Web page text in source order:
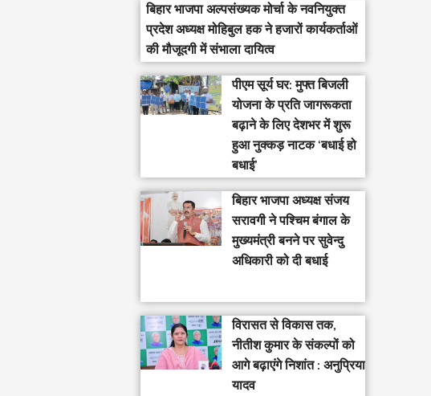
बिहार भाजपा अल्पसंख्यक मोर्चा के नवनियुक्त
प्रदेश अध्यक्ष मोहिबुल हक ने हजारों कार्यकर्ताओं
की मौजूदगी में संभाला दायित्व
पीएम सूर्य घर: मुफ्त बिजली
योजना के प्रति जागरूकता
बढ़ाने के लिए देशभर में शुरू
हुआ नुक्कड़ नाटक ‘बधाई हो
बधाई’
‎बिहार भाजपा अध्यक्ष संजय
सरावगी ने पश्चिम बंगाल के
मुख्यमंत्री बनने पर सुवेन्दु
अधिकारी को दी बधाई
विरासत से विकास तक,
नीतीश कुमार के संकल्पों को
आगे बढ़ाएंगे निशांत : अनुप्रिया
यादव